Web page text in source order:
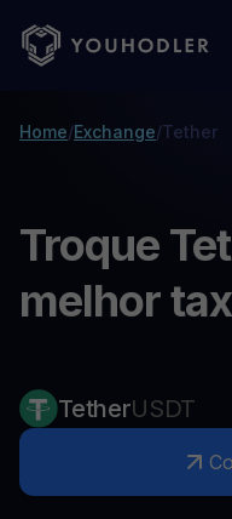
Home/Exchange/Tether
Troque
melhor
TetherUSDT